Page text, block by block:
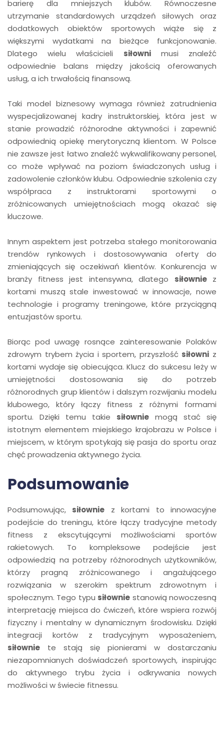
barierę dla mniejszych klubów. Równoczesne
utrzymanie standardowych urządzeń siłowych oraz
dodatkowych obiektów sportowych wiąże się z
większymi wydatkami na bieżące funkcjonowanie.
Dlatego wielu właścicieli siłownimusi znaleźć
odpowiednie balans między jakością oferowanych
usług, a ich trwałością finansową.
Taki model biznesowy wymaga również zatrudnienia
wyspecjalizowanej kadry instruktorskiej, która jest w
stanie prowadzić różnorodne aktywności i zapewnić
odpowiednią opiekę merytoryczną klientom. W Polsce
nie zawsze jest łatwo znaleźć wykwalifikowany personel,
co może wpływać na poziom świadczonych usług i
zadowolenie członków klubu. Odpowiednie szkolenia czy
współpraca z instruktorami sportowymi o
zróżnicowanych umiejętnościach mogą okazać się
kluczowe.
Innym aspektem jest potrzeba stałego monitorowania
trendów rynkowych i dostosowywania oferty do
zmieniających się oczekiwań klientów. Konkurencja w
branży fitness jest intensywna, dlatego siłowniez
kortami muszą stale inwestować w innowacje, nowe
technologie i programy treningowe, które przyciągną
entuzjastów sportu.
Biorąc pod uwagę rosnące zainteresowanie Polaków
zdrowym trybem życia i sportem, przyszłość siłowni z
kortami wydaje się obiecująca. Klucz do sukcesu leży w
umiejętności dostosowania się do potrzeb
różnorodnych grup klientów i dalszym rozwijaniu modelu
klubowego, który łączy fitness z różnymi formami
sportu. Dzięki temu takie siłownie mogą stać się
istotnym elementem miejskiego krajobrazu w Polsce i
miejscem, w którym spotykają się pasja do sportu oraz
chęć prowadzenia aktywnego życia.
Podsumowanie
Podsumowując, siłownie z kortami to innowacyjne
podejście do treningu, które łączy tradycyjne metody
fitness z ekscytującymi możliwościami sportów
rakietowych. To kompleksowe podejście jest
odpowiedzią na potrzeby różnorodnych użytkowników,
którzy pragną zróżnicowanego i angażującego
rozwiązania w szerokim spektrum zdrowotnym i
społecznym. Tego typu siłownie stanowią nowoczesną
interpretację miejsca do ćwiczeń, które wspiera rozwój
fizyczny i mentalny w dynamicznym środowisku. Dzięki
integracji kortów z tradycyjnym wyposażeniem,
siłownie te stają się pionierami w dostarczaniu
niezapomnianych doświadczeń sportowych, inspirując
do aktywnego trybu życia i odkrywania nowych
możliwości w świecie fitnessu.